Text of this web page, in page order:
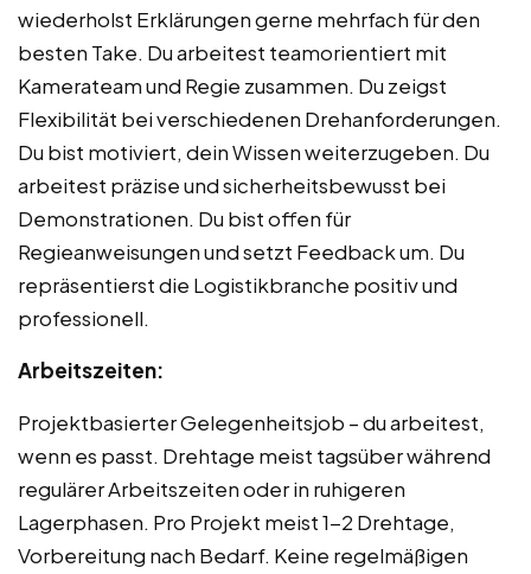
wiederholst Erklärungen gerne mehrfach für den
besten Take. Du arbeitest teamorientiert mit
Kamerateam und Regie zusammen. Du zeigst
Flexibilität bei verschiedenen Drehanforderungen.
Du bist motiviert, dein Wissen weiterzugeben. Du
arbeitest präzise und sicherheitsbewusst bei
Demonstrationen. Du bist offen für
Regieanweisungen und setzt Feedback um. Du
repräsentierst die Logistikbranche positiv und
professionell.
Arbeitszeiten:
Projektbasierter Gelegenheitsjob – du arbeitest,
wenn es passt. Drehtage meist tagsüber während
regulärer Arbeitszeiten oder in ruhigeren
Lagerphasen. Pro Projekt meist 1-2 Drehtage,
Vorbereitung nach Bedarf. Keine regelmäßigen